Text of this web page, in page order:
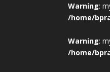
Warning:
/home/
Warning:
/home/